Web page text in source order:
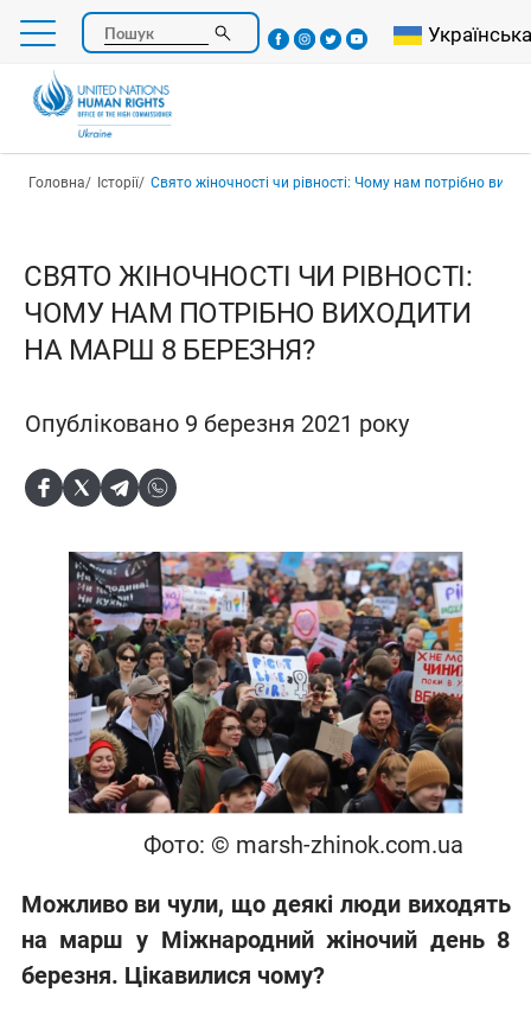
Перейти
основного
Пошук Select your
Українська
Рядок навіґації
Головна Історії Свято жіночності чи рівності: Чому нам потрібно виходити на
СВЯТО ЖІНОЧНОСТІ ЧИ РІВНОСТІ:
ЧОМУ НАМ ПОТРІБНО ВИХОДИТИ
НА МАРШ 8 БЕРЕЗНЯ?
Опубліковано 9 березня 2021 року
Фото: © marsh-zhinok.com.ua
Можливо ви чули, що деякі люди виходять
на марш у Міжнародний жіночий день 8
березня. Цікавилися чому?